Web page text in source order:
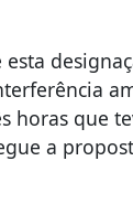
que
a